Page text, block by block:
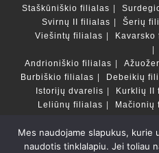
Staškūniškio filialas
Svirnų II filialas
Šerių
Viešintų filialas
Andrioniškio filialas
Burbiškio filialas
Debeikių
Istorijų dvarelis
Kurklių II
Leliūnų filialas
Mačionių
Duomenų bazės ir
Mes naudojame slapukus, kurie
naudotis tinklalapiu. Jei toliau